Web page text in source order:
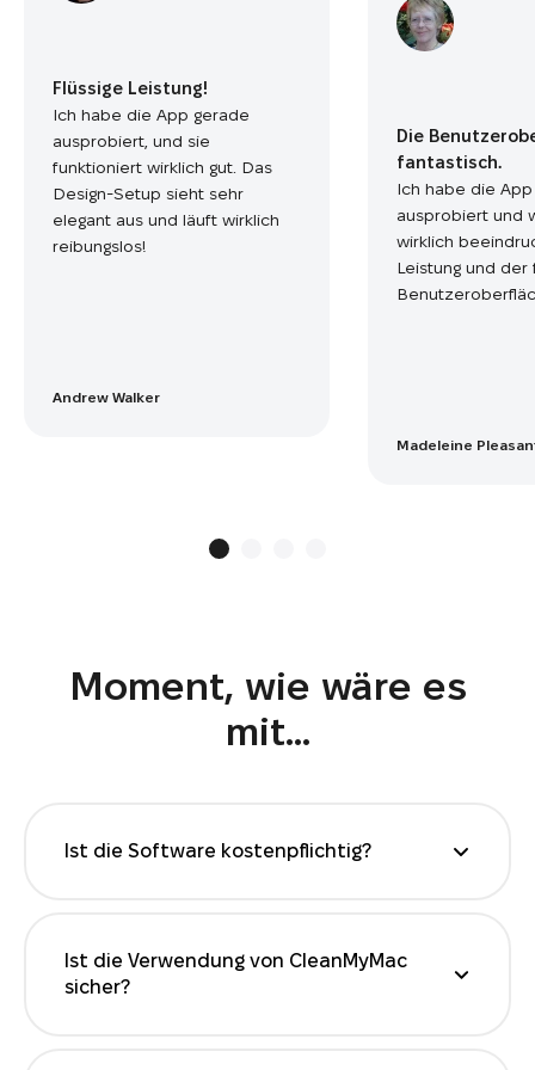
Flüssige Leistung!
Ich habe die App gerade
ausprobiert, und sie
funktioniert wirklich gut. Das
Design-Setup sieht sehr
elegant aus und läuft wirklich
reibungslos!
Andrew Walker
Die
fantastisch.
Ich habe die
ausprobiert und
wirklich
Leistung und der
Madeleine
Moment, wie wäre es
mit...
Ist die Software kostenpflichtig?
Garantie.
Ist die Verwendung von CleanMyMac
sicher?